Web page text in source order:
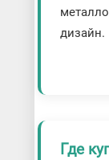
дизайн.
Где